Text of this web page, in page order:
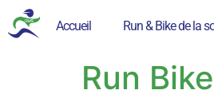
Accueil Run & Bike de la
Run